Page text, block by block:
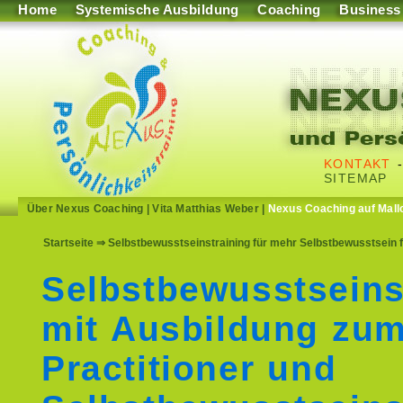
Home Systemische Ausbildung Coaching Business
KONTAKT
SITEMAP
Über Nexus Coaching |Vita Matthias Weber| Nexus Coaching auf
Startseite ⇒ Selbstbewusstseinstraining für mehr Selbstbewusstsein
mit Ausbildung
Practitioner und